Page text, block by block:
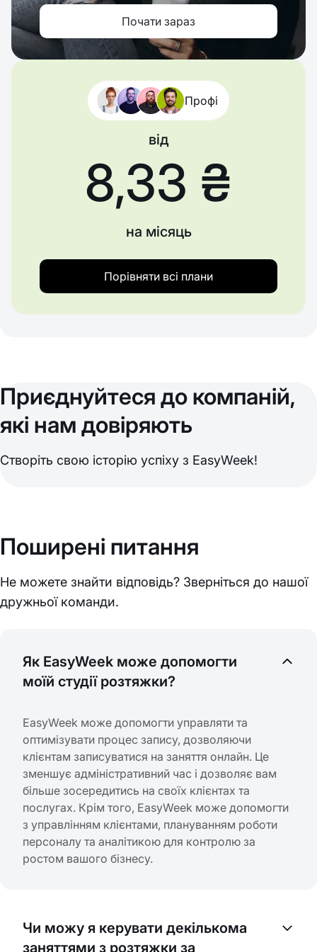
Почати зараз
Профі
від
8,33 ₴
на місяць
Порівняти всі плани
Приєднуйтеся до компаній,
які нам довіряють
Створіть свою історію успіху з EasyWeek!
Поширені питання
Не можете знайти відповідь? Зверніться до нашої
дружньої команди.
Як EasyWeek може допомогти
моїй студії розтяжки?
EasyWeek може допомогти управляти та
оптимізувати процес запису, дозволяючи
клієнтам записуватися на заняття онлайн. Це
зменшує адміністративний час і дозволяє вам
більше зосередитись на своїх клієнтах та
послугах. Крім того, EasyWeek може допомогти
з управлінням клієнтами, плануванням роботи
персоналу та аналітикою для контролю за
ростом вашого бізнесу.
Чи можу я керувати декількома
заняттями з розтяжки за